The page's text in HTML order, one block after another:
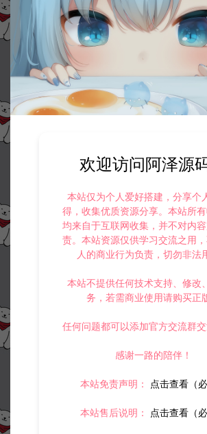
欢迎访问阿泽源
本站仅为个人爱好搭建，分享个
得，收集优质资源分享。本站所
均来自于互联网收集，并不对内
责。本站资源仅供学习交流之用
人的商业行为负责，切勿非法
本站不提供任何技术支持、修改
务，若需商业使用请购买正
任何问题都可以添加官方交流群交
感谢一路的陪伴！
本站免责声明： 点击查看（必
本站售后说明： 点击查看（必